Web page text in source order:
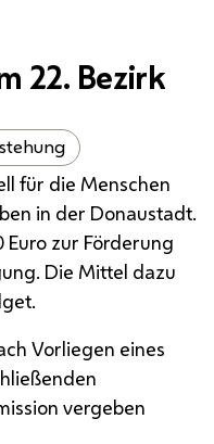
22. Bezirk
für die Menschen
in der Donaustadt.
zur Förderung
Die Mittel dazu
Vorliegen eines
vergeben